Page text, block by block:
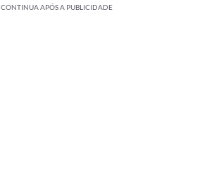
CONTINUA APÓS A PUBLICIDADE